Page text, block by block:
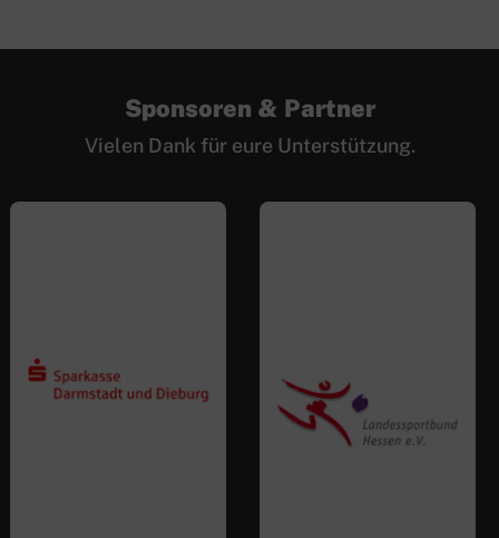
Sponsoren & Partner
Vielen Dank für eure Unterstützung.